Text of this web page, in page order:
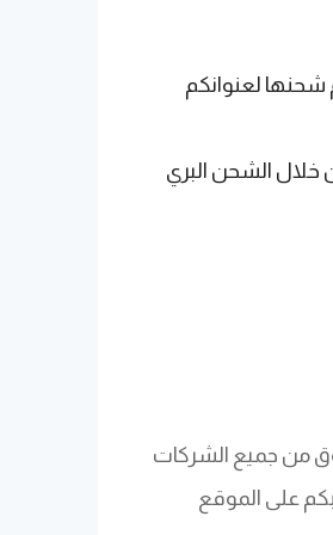
لعنوانكم
خلال الشحن البري
من جميع الشركات
على الموقع